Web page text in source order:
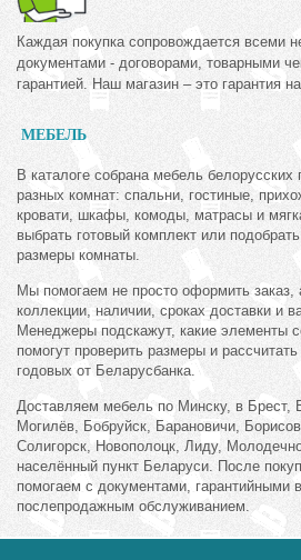
Каждая покупка сопровождается всеми
документами - договорами, товарными
гарантией. Наш магазин – это гарантия
МЕБЕЛЬ
В каталоге собрана мебель белорусских
разных комнат: спальни, гостиные,
кровати, шкафы, комоды, матрасы и
выбрать готовый комплект или
размеры комнаты.
Мы помогаем не просто оформить заказ,
коллекции, наличии, сроках доставки и
Менеджеры подскажут, какие элементы
помогут проверить размеры и
годовых от Беларусбанка.
Доставляем мебель по Минску, в Брест,
Могилёв, Бобруйск, Барановичи,
Солигорск, Новополоцк, Лиду,
населённый пункт Беларуси. После
помогаем с документами, гарантийными
послепродажным обслуживанием.